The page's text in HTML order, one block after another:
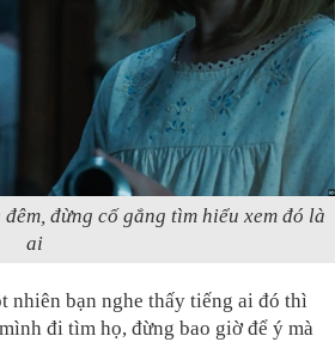
đừng cố gắng tìm hiểu xem đó là
ai
nhiên bạn nghe thấy tiếng ai đó thì
đi tìm họ, đừng bao giờ để ý mà